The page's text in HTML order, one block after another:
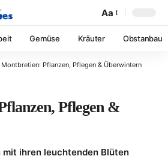
Aa
Gemüse Kräuter Obstanbau
Montbretien: Pflanzen, Pflegen & Überwintern
Pflegen &
ihren leuchtenden Blüten